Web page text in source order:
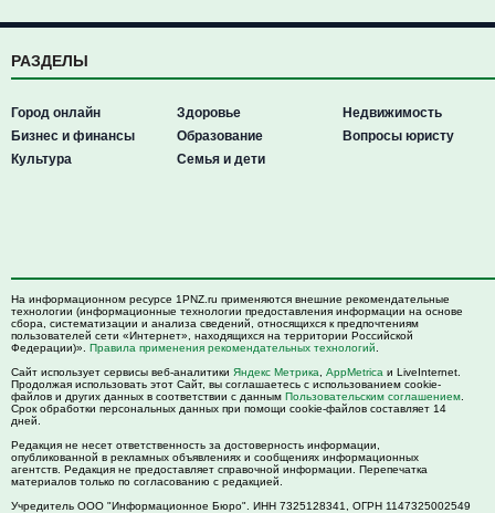
РАЗДЕЛЫ
Город онлайн
Бизнес и финансы
Культура
Здоровье
Образование
Семья и дети
Недвижимость
Вопросы юристу
На информационном ресурсе 1PNZ.ru применяются внешние рекомендательные
технологии (информационные технологии предоставления информации на основе
сбора, систематизации и анализа сведений, относящихся к предпочтениям
пользователей сети «Интернет», находящихся на территории Российской
Федерации)». Правила применения рекомендательных технологий
Сайт использует сервисы веб-аналитики Яндекс Метрика AppMetrica и LiveInternet.
Продолжая использовать этот Сайт, вы соглашаетесь с использованием cookie-
файлов и других данных в соответствии с данным Пользовательским соглашением
Срок обработки персональных данных при помощи cookie-файлов составляет 14
дней.
Редакция не несет ответственность за достоверность информации,
опубликованной в рекламных объявлениях и сообщениях информационных
агентств. Редакция не предоставляет справочной информации. Перепечатка
материалов только по согласованию с редакцией.
Учредитель ООО "Информационное Бюро". ИНН 7325128341, ОГРН 1147325002549